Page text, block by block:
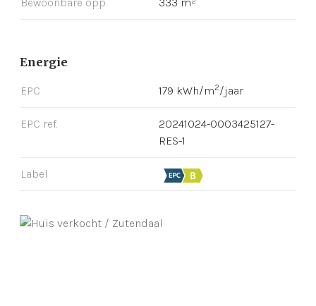
Bewoonbare opp. 333 m²
Energie
EPC 179 kWh/m2/jaar
EPC ref.
20241024-0003425127-
RES-1
Label